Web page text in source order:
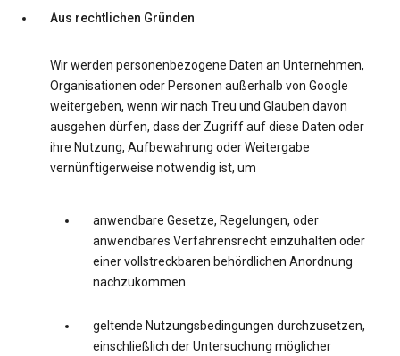
Aus rechtlichen Gründen
Wir werden personenbezogene Daten an Unternehmen,
Organisationen oder Personen außerhalb von Google
weitergeben, wenn wir nach Treu und Glauben davon
ausgehen dürfen, dass der Zugriff auf diese Daten oder
ihre Nutzung, Aufbewahrung oder Weitergabe
vernünftigerweise notwendig ist, um
anwendbare Gesetze, Regelungen, oder
anwendbares Verfahrensrecht einzuhalten oder
einer vollstreckbaren behördlichen Anordnung
nachzukommen.
geltende Nutzungsbedingungen durchzusetzen,
einschließlich der Untersuchung möglicher